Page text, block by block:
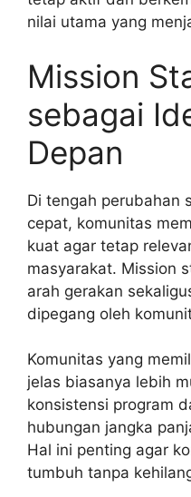
nilai utama yang
Mission
sebagai
Depan
Di tengah perubahan
cepat, komunitas
kuat agar tetap
masyarakat. Mission
arah gerakan
dipegang oleh
Komunitas yang
jelas biasanya lebih
konsistensi program
hubungan jangka
Hal ini penting agar
tumbuh tanpa